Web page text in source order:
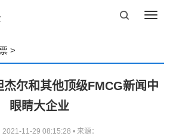
>
尔和其他顶级FMCG新闻中
眼睛大企业
2021-11-29 08:15:28 • 来源：